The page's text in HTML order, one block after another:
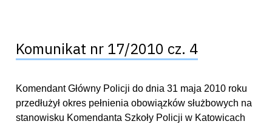
Komunikat nr 17/2010 cz. 4
Komendant Główny Policji do dnia 31 maja 2010 roku
przedłużył okres pełnienia obowiązków służbowych na
stanowisku Komendanta Szkoły Policji w Katowicach